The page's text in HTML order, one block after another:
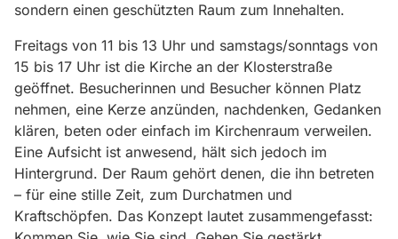
sondern einen geschützten Raum zum Innehalten.
Freitags von 11 bis 13 Uhr und samstags/sonntags von
15 bis 17 Uhr ist die Kirche an der Klosterstraße
geöffnet. Besucherinnen und Besucher können Platz
nehmen, eine Kerze anzünden, nachdenken, Gedanken
klären, beten oder einfach im Kirchenraum verweilen.
Eine Aufsicht ist anwesend, hält sich jedoch im
Hintergrund. Der Raum gehört denen, die ihn betreten
– für eine stille Zeit, zum Durchatmen und
Kraftschöpfen. Das Konzept lautet zusammengefasst: